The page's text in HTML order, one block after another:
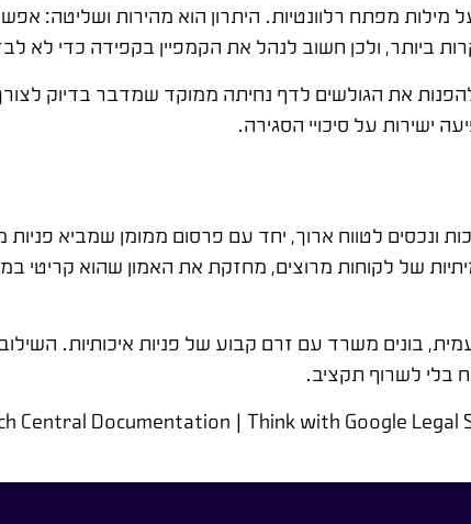
מפתח רלוונטיות. היתרון הוא מהירות ושליטה:
ביותר, ולכן חשוב לנהל את הקמפיין בקפידה כדי לא
את הגולשים לדף נחיתה ממוקד שמדבר בדיוק
ישירות על סיכויי הסגירה.
ונכסים לטווח ארוך, יחד עם פרסום ממומן שמביא פניות
של לקוחות מרוצים, מחזקת את האמון שהוא קריטי
בונים משרד עם זרם קבוע של פניות איכותיות.
בלי לשרוף תקציב.
Central Documentation | Think with Google